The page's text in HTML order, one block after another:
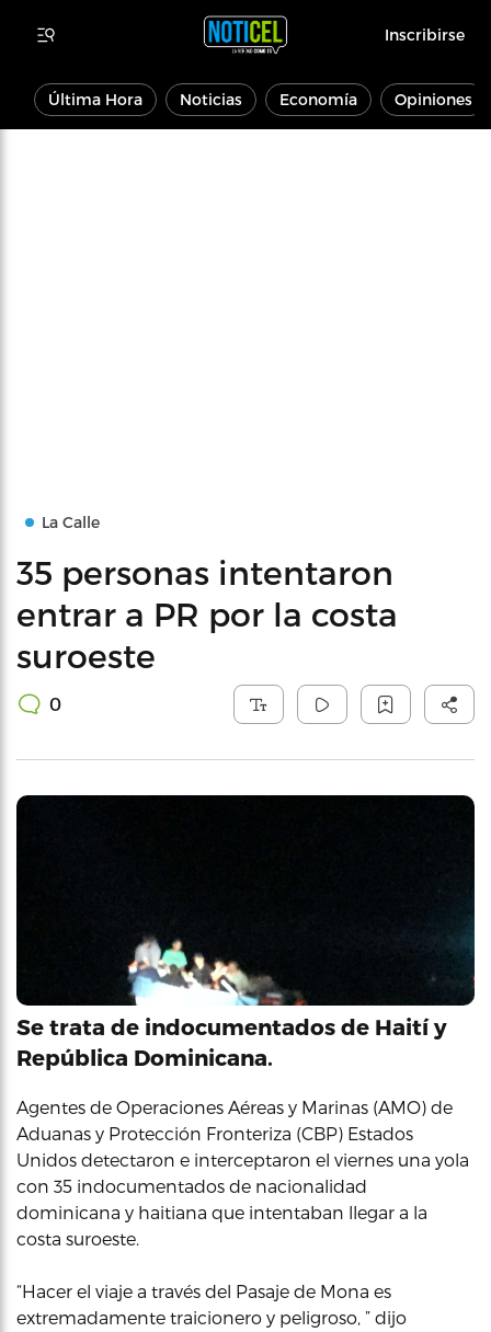
Inscribirse
Última Hora Noticias Economía Opiniones
La Calle
35 personas intentaron
entrar a PR por la costa
suroeste
0
Se trata de indocumentados de Haití y
República Dominicana.
Agentes de Operaciones Aéreas y Marinas (AMO) de
Aduanas y Protección Fronteriza (CBP) Estados
Unidos detectaron e interceptaron el viernes una yola
con 35 indocumentados de nacionalidad
dominicana y haitiana que intentaban llegar a la
costa suroeste.
“Hacer el viaje a través del Pasaje de Mona es
extremadamente traicionero y peligroso, ” dijo